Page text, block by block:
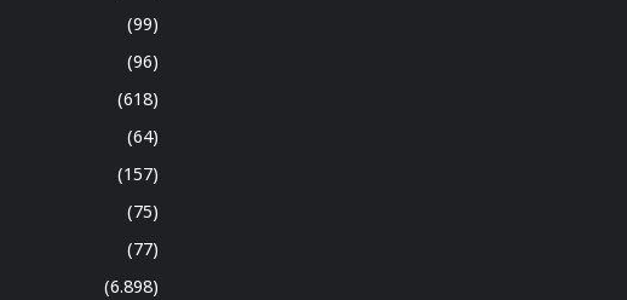
(99)
(96)
(618)
(64)
(157)
(75)
(77)
(6.898)